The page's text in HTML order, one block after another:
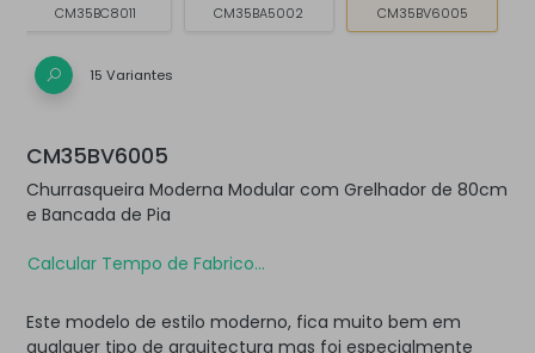
CM35BC8011 CM35BA5002 CM35BV6005
15 Variantes
CM35BV6005
Churrasqueira Moderna Modular com Grelhador de 80cm
e Bancada de Pia
Calcular Tempo de Fabrico...
Este modelo de estilo moderno, fica muito bem em
qualquer tipo de arquitectura mas foi especialmente